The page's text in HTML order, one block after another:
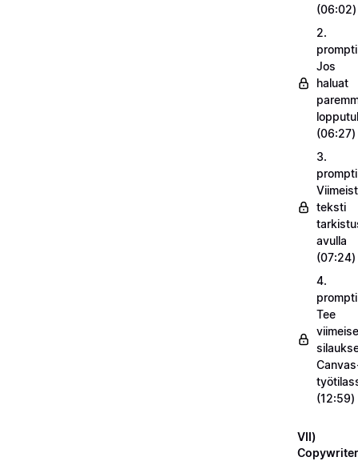
(06:02)
2.
Jos
haluat
(06:27)
3.
teksti
avulla
(07:24)
4.
Tee
(12:59)
VII)